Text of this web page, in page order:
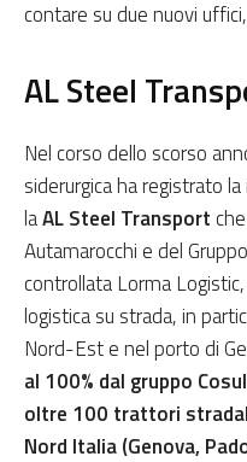
contare su due nuovi
AL Steel
Nel corso dello scorso
siderurgica ha registrato
laAL Steel Transport
Autamarocchi e del
controllata Lorma
logistica su strada, in
Nord-Est e nel porto di
al 100% dal gruppo
oltre 100 trattori
Nord Italia (Genova,